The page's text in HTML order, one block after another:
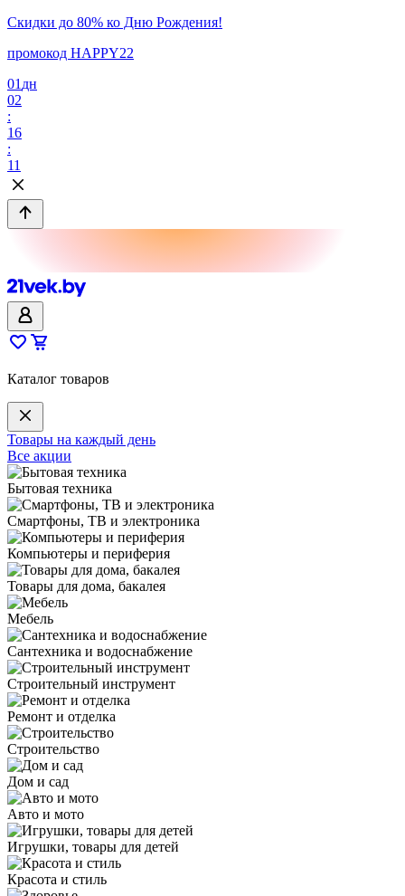
Скидки до 80% ко Дню Рождения!
промокод HAPPY22
01 дн
02
:
16
:
11
Каталог товаров
Товары на каждый день
Все акции
Бытовая техника
Смартфоны, ТВ и электроника
Компьютеры и периферия
Товары для дома, бакалея
Мебель
Сантехника и водоснабжение
Строительный инструмент
Ремонт и отделка
Строительство
Дом и сад
Авто и мото
Игрушки, товары для детей
Красота и стиль